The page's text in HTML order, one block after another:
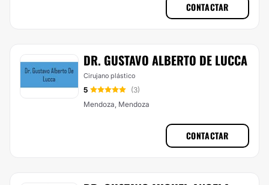
CONTACTAR
DR. GUSTAVO ALBERTO DE LUCCA
Cirujano plástico
5
(3)
Mendoza, Mendoza
CONTACTAR